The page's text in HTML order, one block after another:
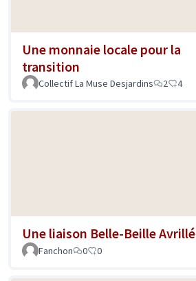
Une monnaie locale pour la
transition
Collectif La Muse Desjardins 2 4
Une liaison Belle-Beille Avrillé
Fanchon
0 0